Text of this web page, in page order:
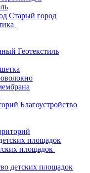
Старый город
Геотекстиль
Благоустройство
площадок
детских площадок